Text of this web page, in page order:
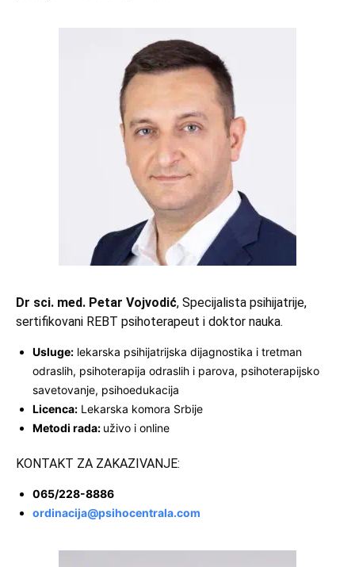
Dr sci. med. Petar Vojvodić, Specijalista psihijatrije,
sertifikovani REBT psihoterapeut i doktor nauka.
Usluge: lekarska psihijatrijska dijagnostika i tretman
odraslih, psihoterapija odraslih i parova, psihoterapijsko
savetovanje, psihoedukacija
Licenca: Lekarska komora Srbije
Metodi rada: uživo i online
KONTAKT ZA ZAKAZIVANJE:
065/228-8886
ordinacija@psihocentrala.com